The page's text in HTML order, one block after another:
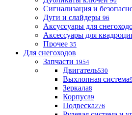
Сигнализация и
Дуги и слайдеры 96
Аксуссуары для
Аксессуары для
Прочее 35
Для снегоходов
Запчасти 1954
Двигатель530
Выхлопная система
Зеркала8
Корпус89
Подвеска276